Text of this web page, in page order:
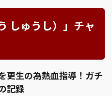
しゅうし）」チャ
更生の為熱血指導！ガチ
記録